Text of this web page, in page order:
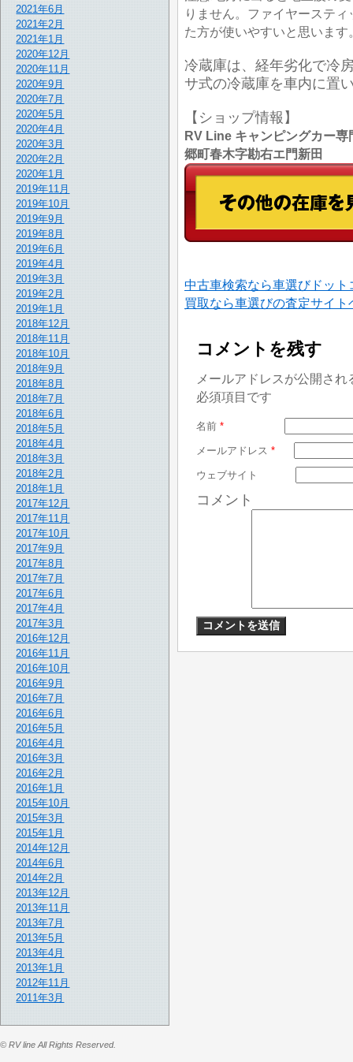
2021年6月
2021年2月
2021年1月
2020年12月
2020年11月
2020年9月
2020年7月
2020年5月
2020年4月
2020年3月
2020年2月
2020年1月
2019年11月
2019年10月
2019年9月
2019年8月
2019年6月
2019年4月
2019年3月
2019年2月
2019年1月
2018年12月
2018年11月
2018年10月
2018年9月
2018年8月
2018年7月
2018年6月
2018年5月
2018年4月
2018年3月
2018年2月
2018年1月
2017年12月
2017年11月
2017年10月
2017年9月
2017年8月
2017年7月
2017年6月
2017年4月
2017年3月
2016年12月
2016年11月
2016年10月
2016年9月
2016年7月
2016年6月
2016年5月
2016年4月
2016年3月
2016年2月
2016年1月
2015年10月
2015年3月
2015年1月
2014年12月
2014年6月
2014年2月
2013年12月
2013年11月
2013年7月
2013年5月
2013年4月
2013年1月
2012年11月
2011年3月
りません。ファイヤーステ
た方が使いやすいと思います
冷蔵庫は、経年劣化で冷
サ式の冷蔵庫を車内に置
【ショップ情報】
RV Line キャンピングカー
郷町春木字勘右エ門新田
中古車検索なら車選びドット
買取なら車選びの査定サイト
コメントを残す
メールアドレスが公開さ
必須項目です
名前 *
メールアドレス *
ウェブサイト
コメント
© RV line All Rights Reserved.